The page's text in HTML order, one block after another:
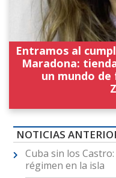
Entramos al
Maradona:
un mundo
NOTICIAS
Cuba sin los
régimen en la isla